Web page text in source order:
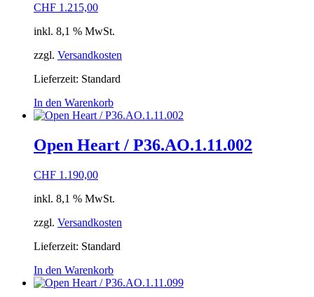
CHF 1.215,00
inkl. 8,1 % MwSt.
zzgl. Versandkosten
Lieferzeit: Standard
In den Warenkorb
Open Heart / P36.AO.1.11.002
CHF 1.190,00
inkl. 8,1 % MwSt.
zzgl. Versandkosten
Lieferzeit: Standard
In den Warenkorb